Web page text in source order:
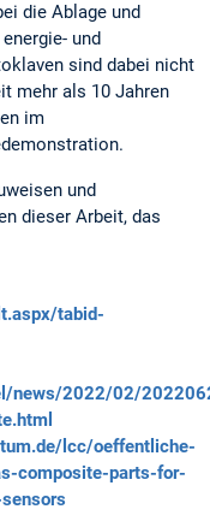
die Ablage und
und
sind dabei nicht
mehr als 10 Jahren
im
und
dieser Arbeit, das
tabid-
news/2022/02/
lcc/oeffentliche-
composite-parts-for-